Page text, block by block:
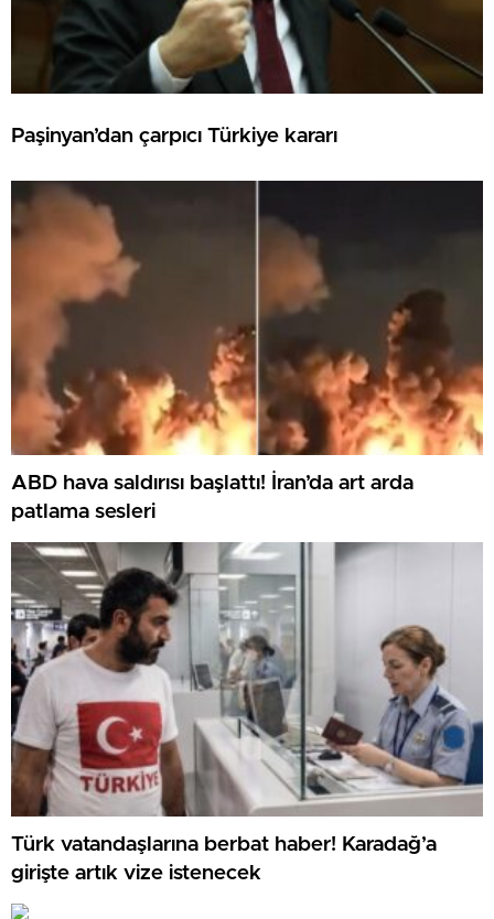
Paşinyan’dan çarpıcı Türkiye kararı
ABD hava saldırısı başlattı! İran’da art arda
patlama sesleri
Türk vatandaşlarına berbat haber! Karadağ’a
girişte artık vize istenecek